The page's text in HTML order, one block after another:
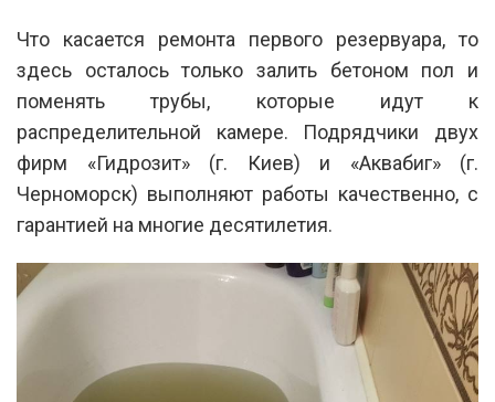
Что касается ремонта первого резервуара, то
здесь осталось только залить бетоном пол и
поменять трубы, которые идут к
распределительной камере. Подрядчики двух
фирм «Гидрозит» (г. Киев) и «Аквабиг» (г.
Черноморск) выполняют работы качественно, с
гарантией на многие десятилетия.